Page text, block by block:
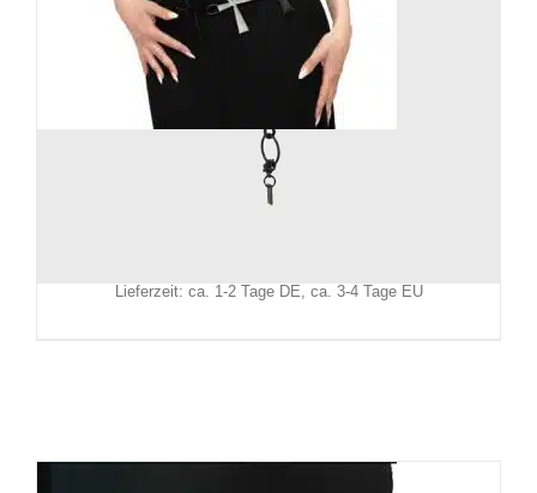
Killstar Gürtel Ankh
39,90
Lieferzeit: ca. 1-2 Tage DE, ca. 3-4 Tage EU